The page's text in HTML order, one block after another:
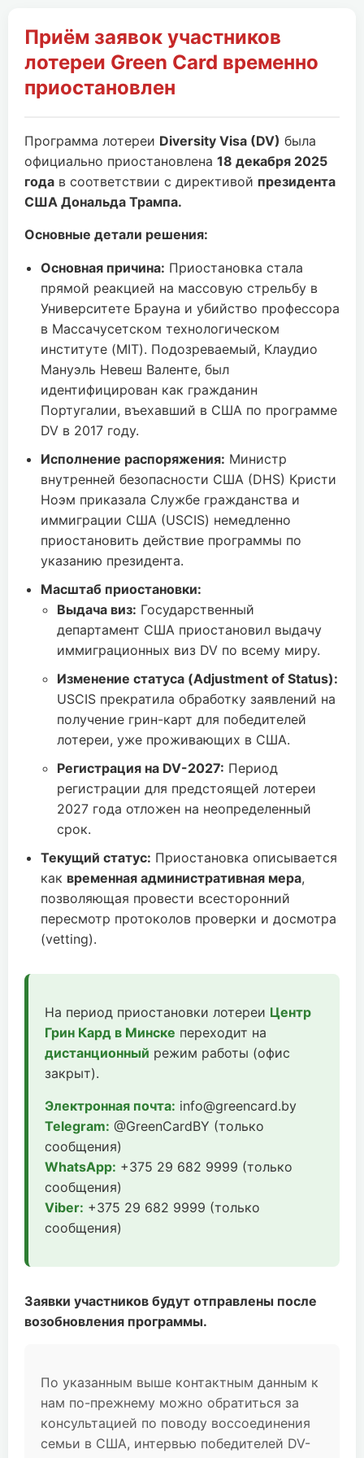
Приём заявок участников
лотереи Green Card временно
приостановлен
Программа лотереи Diversity Visa (DV) была
официально приостановлена 18 декабря 2025
года в соответствии с директивой президента
США Дональда Трампа.
Основные детали решения:
Основная причина: Приостановка стала
прямой реакцией на массовую стрельбу в
Университете Брауна и убийство профессора
в Массачусетском технологическом
институте (MIT). Подозреваемый, Клаудио
Мануэль Невеш Валенте, был
идентифицирован как гражданин
Португалии, въехавший в США по программе
DV в 2017 году.
Исполнение распоряжения: Министр
внутренней безопасности США (DHS) Кристи
Ноэм приказала Службе гражданства и
иммиграции США (USCIS) немедленно
приостановить действие программы по
указанию президента.
Масштаб приостановки:
Выдача виз: Государственный
департамент США приостановил выдачу
иммиграционных виз DV по всему миру.
Изменение статуса (Adjustment of Status):
USCIS прекратила обработку заявлений на
получение грин-карт для победителей
лотереи, уже проживающих в США.
Регистрация на DV-2027: Период
регистрации для предстоящей лотереи
2027 года отложен на неопределенный
срок.
Текущий статус: Приостановка описывается
как временная административная мера,
позволяющая провести всесторонний
пересмотр протоколов проверки и досмотра
(vetting).
На период приостановки лотереи Центр
Грин Кард в Минске переходит на
дистанционный режим работы (офис
закрыт).
Электронная почта: info@greencard.by
Telegram: @GreenCardBY (только
сообщения)
WhatsApp: +375 29 682 9999 (только
сообщения)
Viber: +375 29 682 9999 (только
сообщения)
Заявки участников будут отправлены после
возобновления программы.
По указанным выше контактным данным к
нам по-прежнему можно обратиться за
консультацией по поводу воссоединения
семьи в США, интервью победителей DV-